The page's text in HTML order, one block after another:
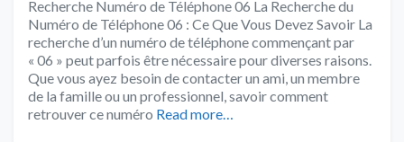
Recherche Numéro de Téléphone 06 La Recherche du
Numéro de Téléphone 06 : Ce Que Vous Devez Savoir La
recherche d’un numéro de téléphone commençant par
« 06 » peut parfois être nécessaire pour diverses raisons.
Que vous ayez besoin de contacter un ami, un membre
de la famille ou un professionnel, savoir comment
retrouver ce numéro Read more…